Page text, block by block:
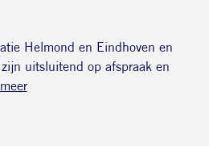
Helmond en Eindhoven en
uitsluitend op afspraak en